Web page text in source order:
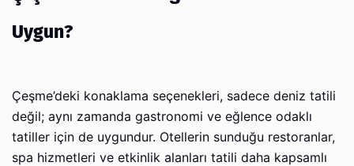
Uygun?
Çeşme’deki konaklama seçenekleri, sadece deniz tatili
değil; aynı zamanda gastronomi ve eğlence odaklı
tatiller için de uygundur. Otellerin sunduğu restoranlar,
spa hizmetleri ve etkinlik alanları tatili daha kapsamlı